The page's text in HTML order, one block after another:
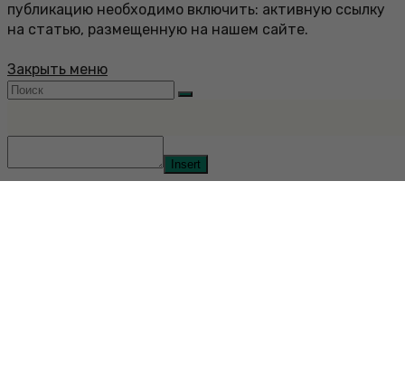
публикацию необходимо включить: активную ссылку
на статью, размещенную на нашем сайте.
Закрыть меню
Insert